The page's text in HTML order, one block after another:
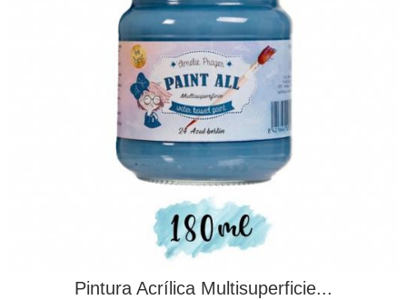
Pintura Acrílica Multisuperficie...